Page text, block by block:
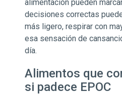
alimentación pueden
decisiones correctas
más ligero, respirar con
esa sensación de
día.
Alimentos que
si padece EPOC